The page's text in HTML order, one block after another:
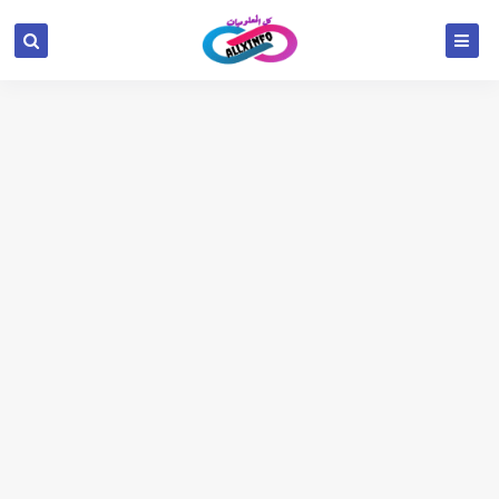
google.com, pub-6654709521456670, DIRECT,
f08c47fec0942fa0